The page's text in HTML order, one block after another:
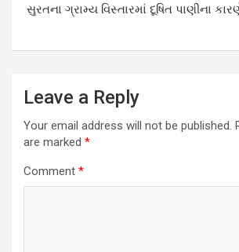
સુરતના ગ્રામ્ય વિસ્તારમાં દૂષિત પાણીના
Leave a Reply
Your email address will not be published.
are marked *
Comment *